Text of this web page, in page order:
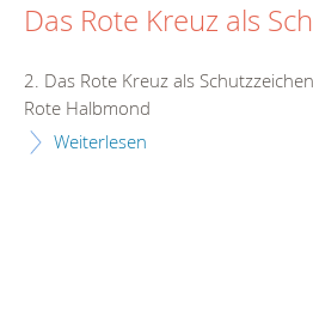
Das Rote Kreuz als
2. Das Rote Kreuz als
Rote Halbmond
Weiterlesen